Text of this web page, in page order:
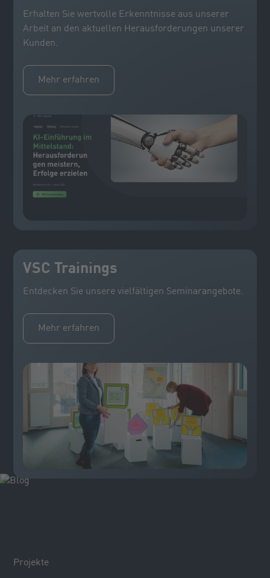
Erhalten Sie wertvolle Erkenntnisse aus unserer
Arbeit an den aktuellen Herausforderungen unserer
Kunden.
Mehr erfahren
VSC Trainings
Entdecken Sie unsere vielfältigen Seminarangebote.
Mehr erfahren
Projekte